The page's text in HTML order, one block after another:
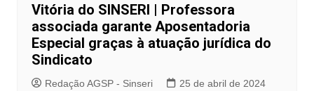
Vitória do SINSERI | Professora
associada garante Aposentadoria
Especial graças à atuação jurídica do
Sindicato
Redação AGSP - Sinseri 25 de abril de 2024